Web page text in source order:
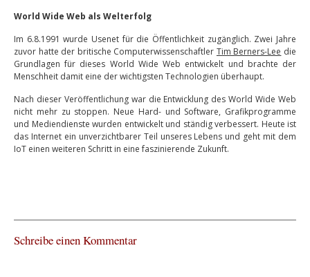
World Wide Web als Welterfolg
Im 6.8.1991 wurde Usenet für die Öffentlichkeit zugänglich. Zwei Jahre
zuvor hatte der britische Computerwissenschaftler Tim Berners-Lee die
Grundlagen für dieses World Wide Web entwickelt und brachte der
Menschheit damit eine der wichtigsten Technologien überhaupt.
Nach dieser Veröffentlichung war die Entwicklung des World Wide Web
nicht mehr zu stoppen. Neue Hard- und Software, Grafikprogramme
und Mediendienste wurden entwickelt und ständig verbessert. Heute ist
das Internet ein unverzichtbarer Teil unseres Lebens und geht mit dem
IoT einen weiteren Schritt in eine faszinierende Zukunft.
Schreibe einen Kommentar